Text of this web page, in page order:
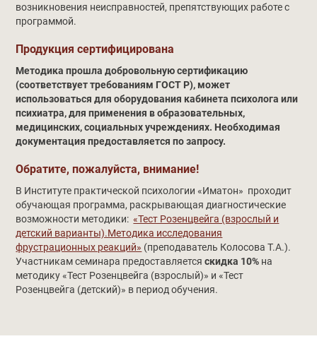
возникновения неисправностей, препятствующих работе с
программой.
Продукция сертифицирована
Методика прошла добровольную сертификацию
(соответствует требованиям ГОСТ Р), может
использоваться для оборудования кабинета психолога или
психиатра, для применения в образовательных,
медицинских, социальных учреждениях. Необходимая
документация предоставляется по запросу.
Обратите, пожалуйста, внимание!
В Институте практической психологии «Иматон» проходит
обучающая программа, раскрывающая диагностические
возможности методики:«Тест Розенцвейга (взрослый и
детский варианты).Методика исследования
фрустрационных реакций» (преподаватель Колосова Т.А.).
Участникам семинара предоставляетсяскидка 10% на
методику «Тест Розенцвейга (взрослый)» и «Тест
Розенцвейга (детский)» в период обучения.